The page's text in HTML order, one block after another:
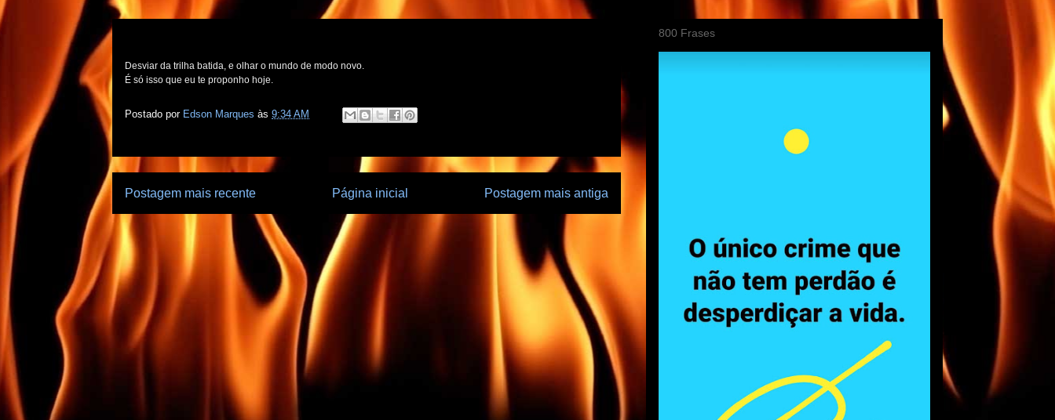
Desviar da trilha batida, e olhar o mundo de modo novo.
É só isso que eu te proponho hoje.
Postado por Edson Marques às 9:34 AM
Postagem mais recente Postagem mais antiga
Página inicial
800 Frases